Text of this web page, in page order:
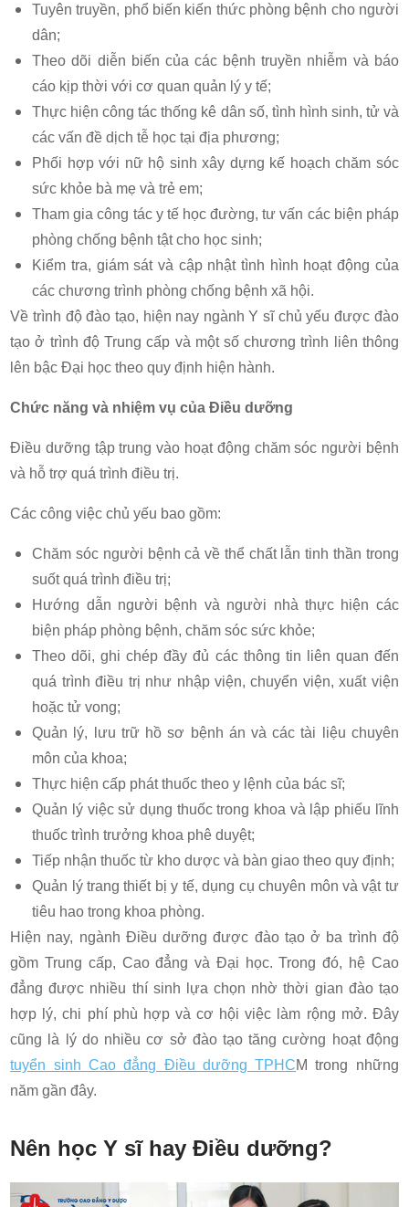
Tuyên truyền, phổ biến kiến thức phòng bệnh cho người
dân;
Theo dõi diễn biến của các bệnh truyền nhiễm và báo
cáo kịp thời với cơ quan quản lý y tế;
Thực hiện công tác thống kê dân số, tình hình sinh, tử và
các vấn đề dịch tễ học tại địa phương;
Phối hợp với nữ hộ sinh xây dựng kế hoạch chăm sóc
sức khỏe bà mẹ và trẻ em;
Tham gia công tác y tế học đường, tư vấn các biện pháp
phòng chống bệnh tật cho học sinh;
Kiểm tra, giám sát và cập nhật tình hình hoạt động của
các chương trình phòng chống bệnh xã hội.
Về trình độ đào tạo, hiện nay ngành Y sĩ chủ yếu được đào
tạo ở trình độ Trung cấp và một số chương trình liên thông
lên bậc Đại học theo quy định hiện hành.
Chức năng và nhiệm vụ của Điều dưỡng
Điều dưỡng tập trung vào hoạt động chăm sóc người bệnh
và hỗ trợ quá trình điều trị.
Các công việc chủ yếu bao gồm:
Chăm sóc người bệnh cả về thể chất lẫn tinh thần trong
suốt quá trình điều trị;
Hướng dẫn người bệnh và người nhà thực hiện các
biện pháp phòng bệnh, chăm sóc sức khỏe;
Theo dõi, ghi chép đầy đủ các thông tin liên quan đến
quá trình điều trị như nhập viện, chuyển viện, xuất viện
hoặc tử vong;
Quản lý, lưu trữ hồ sơ bệnh án và các tài liệu chuyên
môn của khoa;
Thực hiện cấp phát thuốc theo y lệnh của bác sĩ;
Quản lý việc sử dụng thuốc trong khoa và lập phiếu lĩnh
thuốc trình trưởng khoa phê duyệt;
Tiếp nhận thuốc từ kho dược và bàn giao theo quy định;
Quản lý trang thiết bị y tế, dụng cụ chuyên môn và vật tư
tiêu hao trong khoa phòng.
Hiện nay, ngành Điều dưỡng được đào tạo ở ba trình độ
gồm Trung cấp, Cao đẳng và Đại học. Trong đó, hệ Cao
đẳng được nhiều thí sinh lựa chọn nhờ thời gian đào tạo
hợp lý, chi phí phù hợp và cơ hội việc làm rộng mở. Đây
cũng là lý do nhiều cơ sở đào tạo tăng cường hoạt động
tuyển sinh Cao đẳng Điều dưỡng TPHCM trong những
năm gần đây.
Nên học Y sĩ hay Điều dưỡng?